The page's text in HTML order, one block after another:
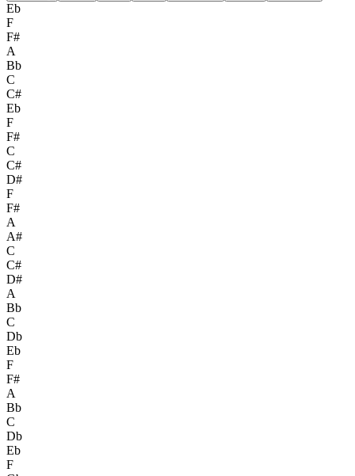
Eb
F
F#
A
Bb
C
C#
Eb
F
F#
C
C#
D#
F
F#
A
A#
C
C#
D#
A
Bb
C
Db
Eb
F
F#
A
Bb
C
Db
Eb
F